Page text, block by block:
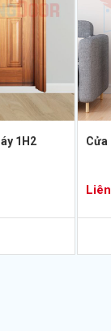
1H2 Cửa